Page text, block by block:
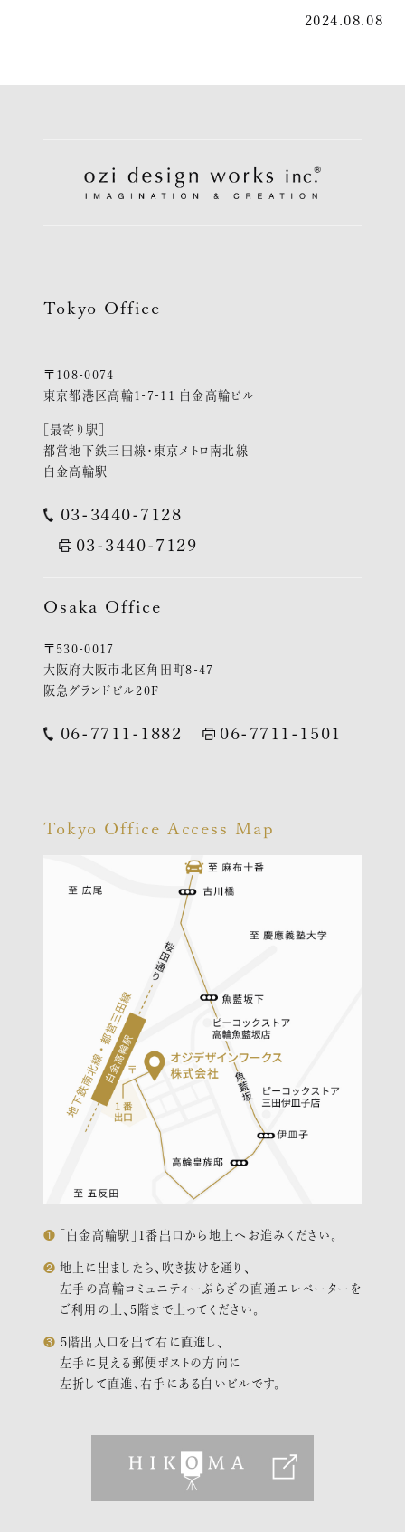
2024.08.08
Tokyo Office
〒108-0074
東京都港区高輪1-7-11 白金高輪ビル
［最寄り駅］
都営地下鉄三田線・東京メトロ南北線
白金高輪駅
03-3440-7128
03-3440-7129
Osaka Office
〒530-0017
大阪府大阪市北区角田町8-47
阪急グランドビル20F
06-7711-1882 06-7711-1501
Tokyo Office Access Map
「白金高輪駅」１番出口から地上へお進みください。
地上に出ましたら、吹き抜けを通り、
左手の高輪コミュニティーぷらざの直通エレベーターを
ご利用の上、5階まで上ってください。
５階出入口を出て右に直進し、
左手に見える郵便ポストの方向に
左折して直進、右手にある白いビルです。